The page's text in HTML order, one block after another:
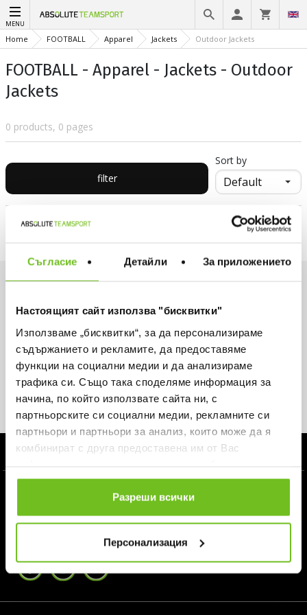
Съгласие Детайли За приложението
Настоящият сайт използва "бисквитки"
Използваме „бисквитки“, за да персонализираме
съдържанието и рекламите, да предоставяме
функции на социални медии и да анализираме
трафика си. Също така споделяме информация за
начина, по който използвате сайта ни, с
партньорските си социални медии, рекламните си
партньори и партньори за анализ, които може да я
комбинират с друга предоставена им от Вас
ползването от Ваша страна на услугите им.
Разреши всички
Персонализация
MENU
Home FOOTBALL Apparel Jackets Outdoor Jackets
FOOTBALL - Apparel - Jackets - Outdoor
Jackets
0 products, 0 pages
filter
Sort by
Subscribe
ЗА ABSOLUTE TEAMSPORT